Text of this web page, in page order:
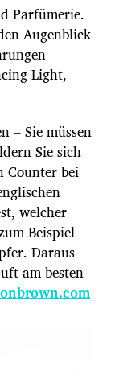
Parfümerie.
Augenblick
Light,
– Sie müssen
Sie sich
Counter bei
welcher
Beispiel
Daraus
am besten